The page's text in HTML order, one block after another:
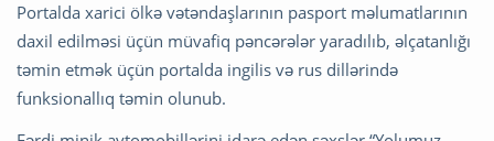
Portalda xarici ölkə vətəndaşlarının pasport məlumatlarının
daxil edilməsi üçün müvafiq pəncərələr yaradılıb, əlçatanlığı
təmin etmək üçün portalda ingilis və rus dillərində
funksionallıq təmin olunub.